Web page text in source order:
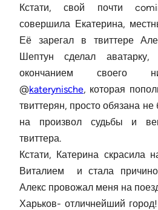
Кстати, свой почти
совершила Екатерина,
Её зарегал в твиттере
Шептун сделал
окончанием своего
@katerynisсhe, которая
твиттерян, просто обязана не
на произвол судьбы и
твиттера.
Кстати, Катерина
Виталием и стала
Алекс провожал меня на
Харьков- отличнейший